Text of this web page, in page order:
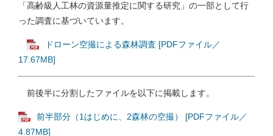
「高齢級人工林の資源量推定に関する研究」の一部として行
った調査に基づいています。
ドローン空撮による森林調査 [PDFファイル／
17.67MB]
前後半に分割したファイルを以下に掲載します。
前半部分（1はじめに、2森林の空撮） [PDFファイル／
4.87MB]